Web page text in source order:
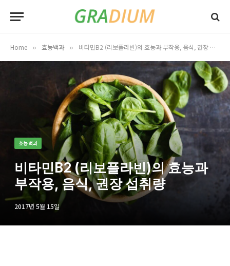
Home » 효능백과 » 비타민B2 (리보플라빈)의 효능과 부작용, 음식, 권장 섭취량
효능백과
비타민B2 (리보플라빈)의 효능과
부작용, 음식, 권장 섭취량
2017년 5월 15일